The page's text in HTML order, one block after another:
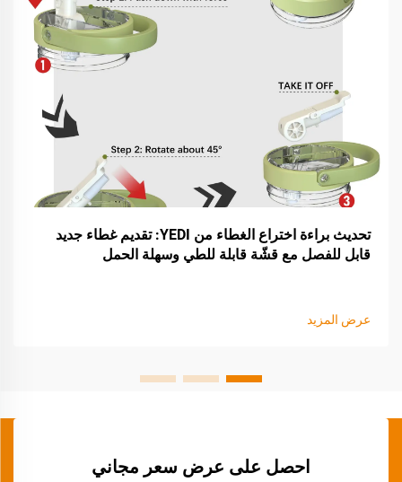
تحديث براءة اختراع الغطاء من YEDI: تقديم غطاء جديد
قابل للفصل مع قشّة قابلة للطي وسهلة الحمل
عرض المزيد
احصل على عرض سعر مجاني